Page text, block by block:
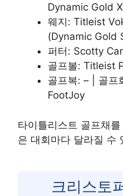
Dynamic Gold
웨지: Titleist
(Dynamic Gold
퍼터: Scotty
골프볼: Titleist
골프복: – | 골프
FootJoy
타이틀리스트 골프채
은 대회마다 달라질 수
크리스토